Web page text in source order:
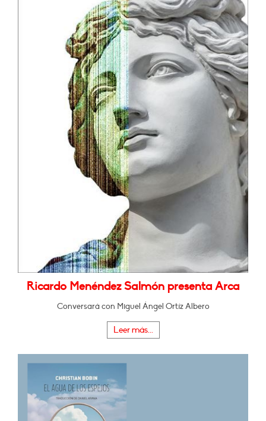
Ricardo Menéndez Salmón presenta Arca
Conversará con Miguel Ángel Ortíz Albero
Leer más...